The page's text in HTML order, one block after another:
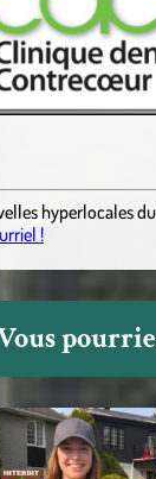
hyperlocalesdu
!